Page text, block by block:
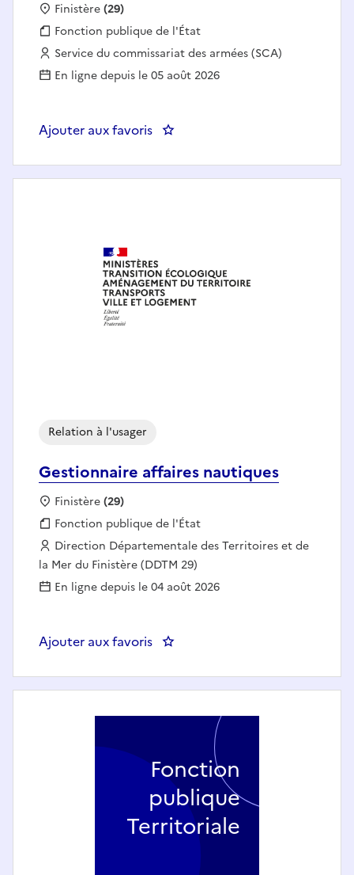
Localisation :
Finistère(29)
Fonction publique :
Fonction publique de l'État
Employeur :
Service du commissariat des armées (SCA)
En ligne depuis le 05 août 2026
Ajouter aux favoris : AGENT CONTRÔLE INTERNE
Gestionnaire affaires nautiques
Relation à l'usager
Localisation :
Finistère(29)
Fonction publique :
Fonction publique de l'État
Employeur :
Direction Départementale des Territoires et de
la Mer du Finistère (DDTM 29)
En ligne depuis le 04 août 2026
Ajouter aux favoris : Gestionnaire affaires nautiques
Fonction
publique
Territoriale